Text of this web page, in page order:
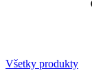
Všetky produkty